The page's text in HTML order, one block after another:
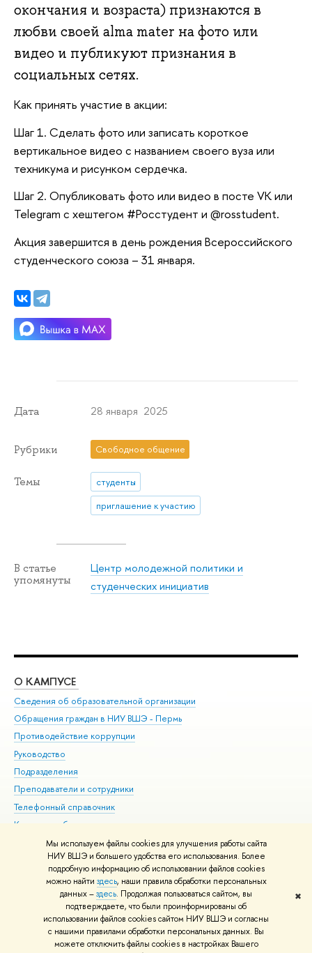
Мы используем файлы cookies для улучшения работы сайта
НИУ ВШЭ и большего удобства его использования. Более
подробную информацию об использовании файлов cookies
можно найти здесь, наши правила обработки персональных
данных –здесь. Продолжая пользоваться сайтом, вы
подтверждаете, что были проинформированы об
использовании файлов cookies сайтом НИУ ВШЭ и согласны
с нашими правилами обработки персональных данных. Вы
можете отключить файлы cookies в настройках Вашего
✖
окончания и возраста) признаются в
любви своей alma mater на фото или
видео и публикуют признания в
социальных сетях.
Как принять участие в акции:
Шаг 1. Cделать фото или записать короткое
вертикальное видео с названием своего вуза или
техникума и рисунком сердечка.
Шаг 2. Опубликовать фото или видео в посте VK или
Telegram с хештегом #Росстудент и @rosstudent.
Акция завершится в день рождения Всероссийского
студенческого союза – 31 января.
Дата 28 января 2025
Рубрики Свободное общение
Темы
студенты
приглашение к участию
В статье
упомянуты
Центр молодежной политики и
студенческих инициатив
О КАМПУСЕ
Сведения об образовательной организации
Обращения граждан в НИУ ВШЭ - Пермь
Противодействие коррупции
Руководство
Подразделения
Преподаватели и сотрудники
Телефонный справочник
Корпуса и общежития
ВШЭ для студентов с ограниченными возможностями
здоровья и инвалидностью
Единая платежная страница
© НИУ ВШЭ 1993–2026 Условия использования материалов Адреса
и контакты Карта сайта
Шрифты HSE Sans и HSE Slab разработаны вШколе дизайна НИУ ВШЭ